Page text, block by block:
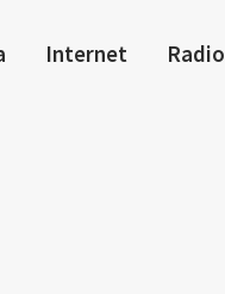
Internet Radio